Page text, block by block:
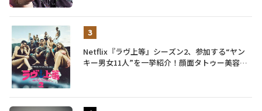
Netflix『ラヴ上等』シーズン2、参加する“ヤン
キー男女11人”を一挙紹介！顔面タトゥー美容